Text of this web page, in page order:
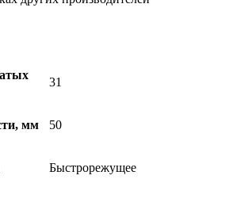
31
мм 50
Быстрорежущее